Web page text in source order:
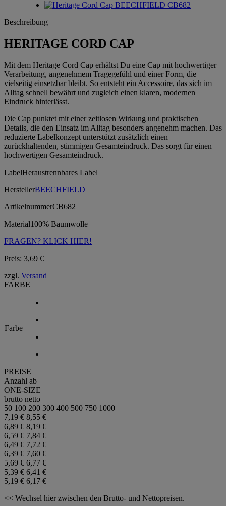
Beschreibung
HERITAGE CORD CAP
Mit dem Heritage Cord Cap erhältst Du eine Cap mit hochwertiger
Verarbeitung, angenehmem Tragegefühl und einer Form, die
vielseitig einsetzbar bleibt. So entsteht ein Accessoire, das sich im
Alltag schnell bewährt und zugleich einen klaren, modernen
Eindruck hinterlässt.
Die Cap punktet mit einer zeitlosen Wirkung und praktischen
Details, die den Einsatz im Alltag besonders angenehm machen. Das
reduzierte Labelkonzept unterstützt zusätzlich einen
zurückhaltenden, stimmigen Gesamteindruck. Das sorgt für einen
hochwertigen Gesamteindruck.
LabelHeraustrennbares Label
HerstellerBEECHFIELD
ArtikelnummerCB682
Material100% Baumwolle
FRAGEN? KLICK HIER!
Preis: 3,69 €
zzgl. Versand
FARBE
Farbe
PREISE
Anzahl ab
ONE-SIZE
brutto netto
50 100 200 300 400 500 750 1000
7,19 € 8,55 €
6,89 € 8,19 €
6,59 € 7,84 €
6,49 € 7,72 €
6,39 € 7,60 €
5,69 € 6,77 €
5,39 € 6,41 €
5,19 € 6,17 €
<< Wechsel hier zwischen den Brutto- und Nettopreisen.